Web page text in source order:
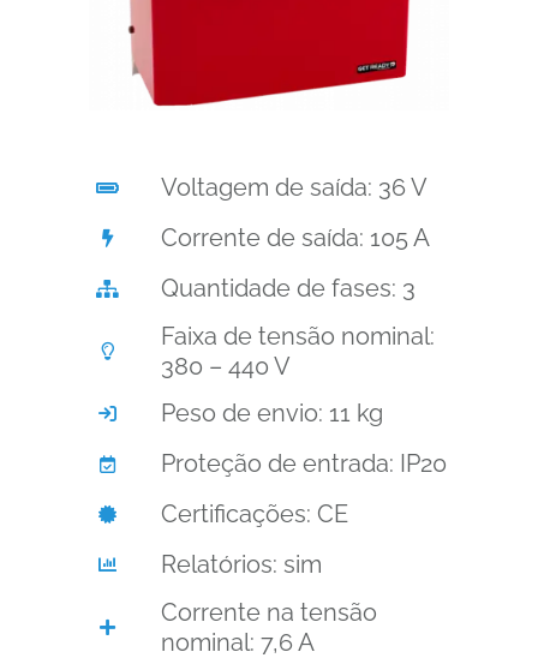
Voltagem de saída: 36 V
Corrente de saída: 105 A
Quantidade de fases: 3
Faixa de tensão nominal:
380 – 440 V
Peso de envio: 11 kg
Proteção de entrada: IP20
Certificações: CE
Relatórios: sim
Corrente na tensão
nominal: 7,6 A